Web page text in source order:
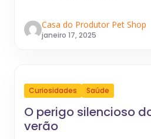
Casa do Produtor Pet Shop
janeiro 17, 2025
Curiosidades Saúde
O perigo silencioso
verão